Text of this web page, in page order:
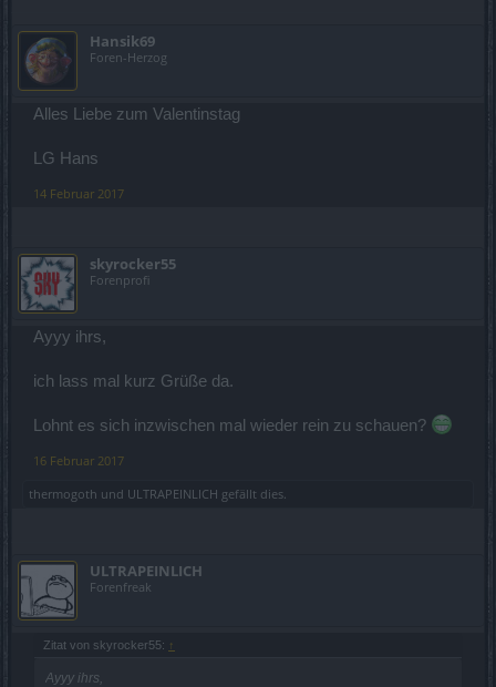
Hansik69
Foren-Herzog
Alles Liebe zum Valentinstag
LG Hans
14 Februar 2017
skyrocker55
Forenprofi
Ayyy ihrs,
ich lass mal kurz Grüße da.
Lohnt es sich inzwischen mal wieder rein zu schauen?
16 Februar 2017
thermogoth und ULTRAPEINLICH gefällt dies.
ULTRAPEINLICH
Forenfreak
Zitat von skyrocker55: ↑
Ayyy ihrs,